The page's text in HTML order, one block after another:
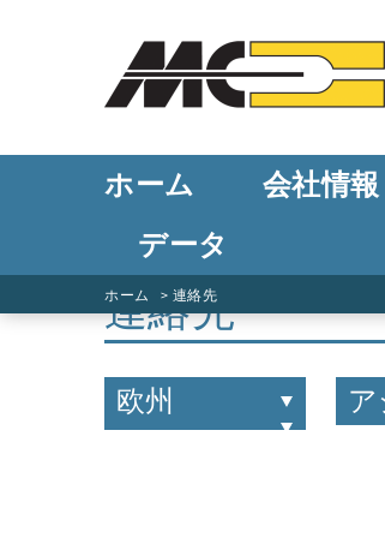
ホーム 会社情報
データ
ホーム 連絡先
連絡先
欧州